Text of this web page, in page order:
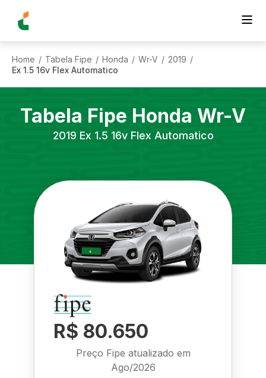
Home / Tabela Fipe / Honda / Wr-V / 2019 /
Ex 1.5 16v Flex Automatico
Tabela Fipe Honda Wr-V
2019 Ex 1.5 16v Flex Automatico
R$ 80.650
Preço Fipe atualizado em
Ago/2026